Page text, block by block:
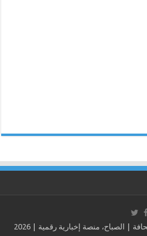
| الصباح، منصة إخبارية رقمية | 2026